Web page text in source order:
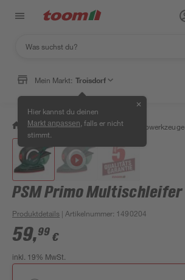
Mein Markt: Troisdorf
Hier kannst du deinen
Markt anpassen , falls er nicht
stimmt.
✕
/ Werkstatt & Maschinen / Elektrowerkzeuge
PSM Primo Multischleifer
Produktdetails | Artikelnummer: 1490204
59,99 €
inkl. 19% MwSt.